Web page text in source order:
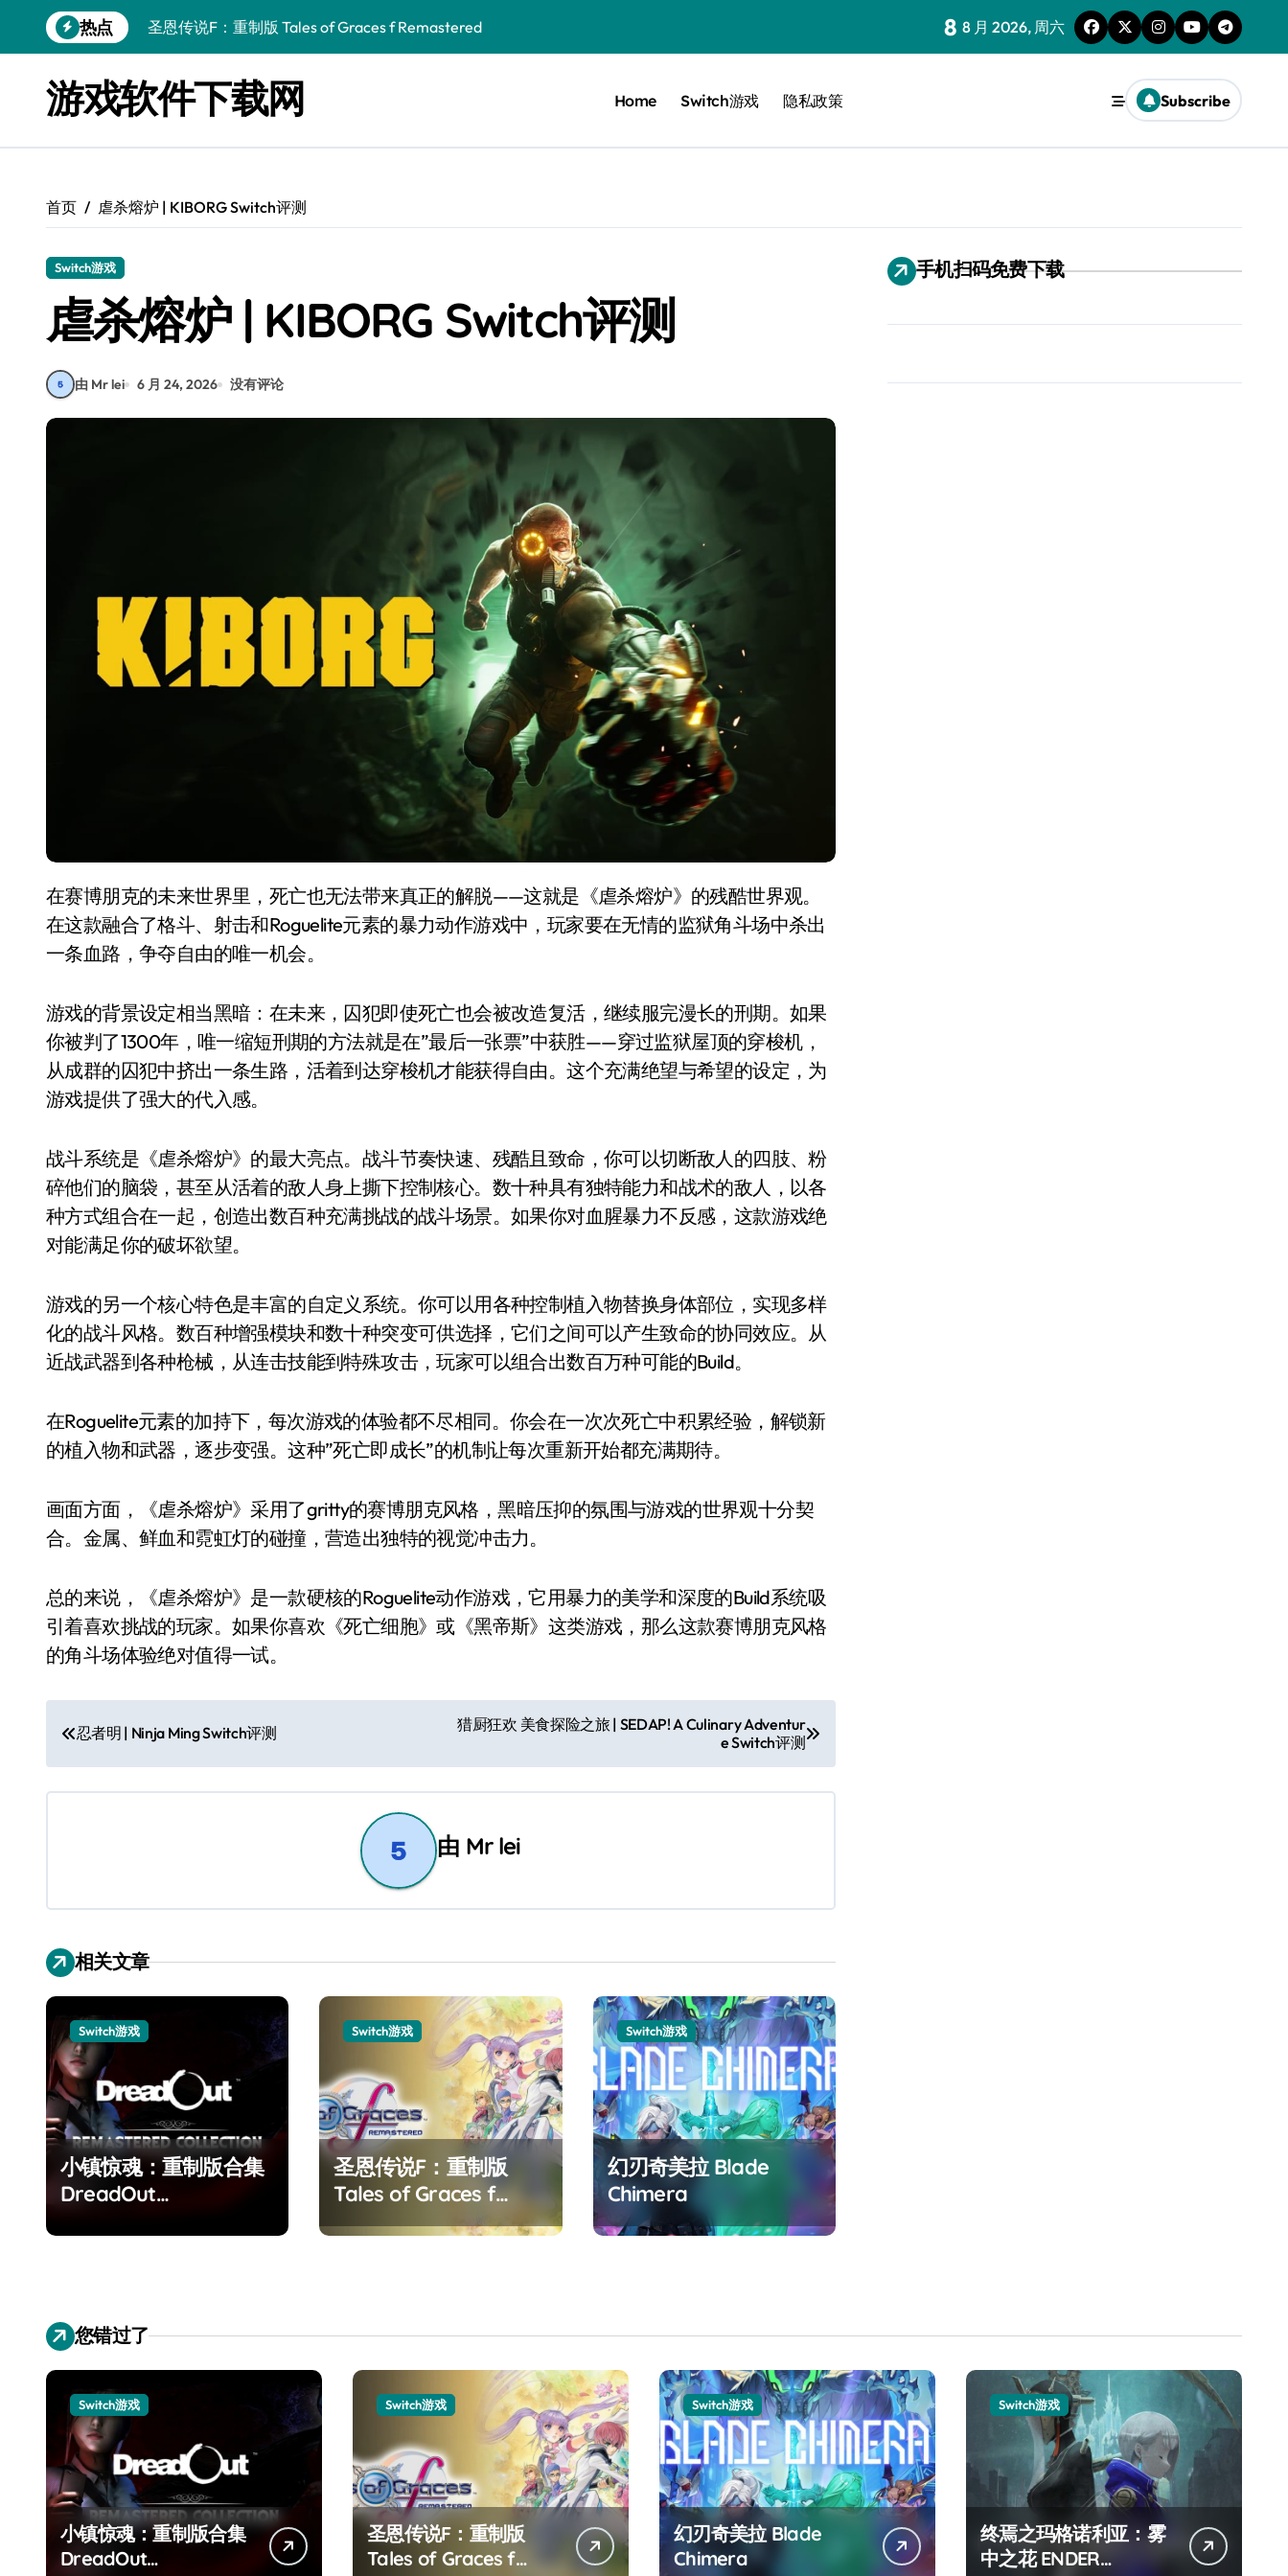
到
热点
圣恩传说F：重制版 Tales of Graces f Remastered
终焉之玛格诺利亚：雾中之花 ENDER MAGNOLIA Bloom in the mist
休闲运动系列：网球 Casual Sport Series Tennis
星球大战前传1：绝地力量之战 Star Wars Episode I Jedi Power Battles
阿瑞亚之旅 Worlds of Aria
阿喀琉斯：传说未竟之谜 Achilles Legends Untold
8 8 月 2026, 周六
游戏软件下载网 Home Switch游戏 隐私政策 Subscribe
首页 虐杀熔炉 | KIBORG Switch评测
Switch游戏
虐杀熔炉 | KIBORG Switch评测
由 Mr lei 6 月 24, 2026 没有评论
在赛博朋克的未来世界里，死亡也无法带来真正的解脱——这就是《虐杀熔炉》的残酷世界观。
在这款融合了格斗、射击和Roguelite元素的暴力动作游戏中，玩家要在无情的监狱角斗场中杀出
一条血路，争夺自由的唯一机会。
游戏的背景设定相当黑暗：在未来，囚犯即使死亡也会被改造复活，继续服完漫长的刑期。如果
你被判了1300年，唯一缩短刑期的方法就是在”最后一张票”中获胜——穿过监狱屋顶的穿梭机，
从成群的囚犯中挤出一条生路，活着到达穿梭机才能获得自由。这个充满绝望与希望的设定，为
游戏提供了强大的代入感。
战斗系统是《虐杀熔炉》的最大亮点。战斗节奏快速、残酷且致命，你可以切断敌人的四肢、粉
碎他们的脑袋，甚至从活着的敌人身上撕下控制核心。数十种具有独特能力和战术的敌人，以各
种方式组合在一起，创造出数百种充满挑战的战斗场景。如果你对血腥暴力不反感，这款游戏绝
对能满足你的破坏欲望。
游戏的另一个核心特色是丰富的自定义系统。你可以用各种控制植入物替换身体部位，实现多样
化的战斗风格。数百种增强模块和数十种突变可供选择，它们之间可以产生致命的协同效应。从
近战武器到各种枪械，从连击技能到特殊攻击，玩家可以组合出数百万种可能的Build。
在Roguelite元素的加持下，每次游戏的体验都不尽相同。你会在一次次死亡中积累经验，解锁新
的植入物和武器，逐步变强。这种”死亡即成长”的机制让每次重新开始都充满期待。
画面方面，《虐杀熔炉》采用了gritty的赛博朋克风格，黑暗压抑的氛围与游戏的世界观十分契
合。金属、鲜血和霓虹灯的碰撞，营造出独特的视觉冲击力。
总的来说，《虐杀熔炉》是一款硬核的Roguelite动作游戏，它用暴力的美学和深度的Build系统吸
引着喜欢挑战的玩家。如果你喜欢《死亡细胞》或《黑帝斯》这类游戏，那么这款赛博朋克风格
的角斗场体验绝对值得一试。
文
章
导
忍者明 | Ninja Ming Switch评测
猎厨狂欢 美食探险之旅 | SEDAP! A Culinary Adventur
e Switch评测
由 Mr lei
相关文章
Switch游戏
小镇惊魂：重制版合集
DreadOut
Remastered
Switch游戏
圣恩传说F：重制版
Tales of Graces f
Remastered
Switch游戏
幻刃奇美拉 Blade
Chimera
手机扫码免费下载
您错过了
Switch游戏
小镇惊魂：重制版合集
DreadOut
Switch游戏
圣恩传说F：重制版
Tales of Graces f
Switch游戏
幻刃奇美拉 Blade
Chimera
Switch游戏
终焉之玛格诺利亚：雾
中之花 ENDER